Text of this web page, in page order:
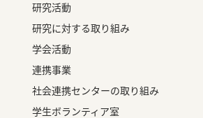
研究活動
研究に対する取り組み
学会活動
連携事業
社会連携センターの取り組み
学生ボランティア室